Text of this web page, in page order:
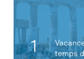
temps